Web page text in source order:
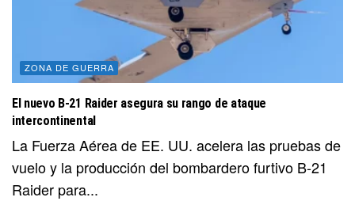
ZONA DE GUERRA
El nuevo B-21 Raider asegura su rango de ataque
intercontinental
La Fuerza Aérea de EE. UU. acelera las pruebas de
vuelo y la producción del bombardero furtivo B-21
Raider para...